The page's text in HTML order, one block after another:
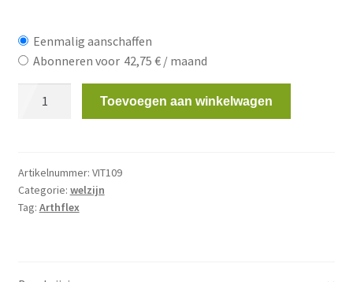
Eenmalig aanschaffen
Abonneren voor 42,75€ / maand
onmiddellijke
verbetering
van
Toevoegen aan winkelwagen
Artikelnummer: VIT109
Categorie: welzijn
Tag: Arthflex